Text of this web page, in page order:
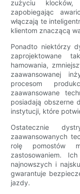
zużyciu klocków,
zapobiegając
włączają te
klientom znaczącą
Ponadto niektórzy
zaprojektowane
hamowania,
zaawansowanej
procesom
zaawansowane
posiadają obszerne
instytucji, które
Ostatecznie
zaawansowanych
rolę pomostów
zastosowaniem.
najnowszych i
gwarantuje
jazdy.